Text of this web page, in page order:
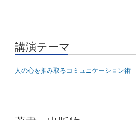
講演テーマ
人の心を掴み取るコミュニケーション術